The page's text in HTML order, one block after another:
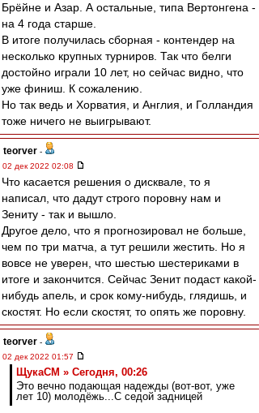
Брёйне и Азар. А остальные, типа Вертонгена -
на 4 года старше.
В итоге получилась сборная - контендер на
несколько крупных турниров. Так что белги
достойно играли 10 лет, но сейчас видно, что
уже финиш. К сожалению.
Но так ведь и Хорватия, и Англия, и Голландия
тоже ничего не выигрывают.
teorver -
02 дек 2022 02:08
Что касается решения о дисквале, то я
написал, что дадут строго поровну нам и
Зениту - так и вышло.
Другое дело, что я прогнозировал не больше,
чем по три матча, а тут решили жестить. Но я
вовсе не уверен, что шестью шестериками в
итоге и закончится. Сейчас Зенит подаст какой-
нибудь апель, и срок кому-нибудь, глядишь, и
скостят. Но если скостят, то опять же поровну.
teorver -
02 дек 2022 01:57
ЩукаСМ » Сегодня, 00:26
Это вечно подающая надежды (вот-вот, уже
лет 10) молодёжь...С седой задницей